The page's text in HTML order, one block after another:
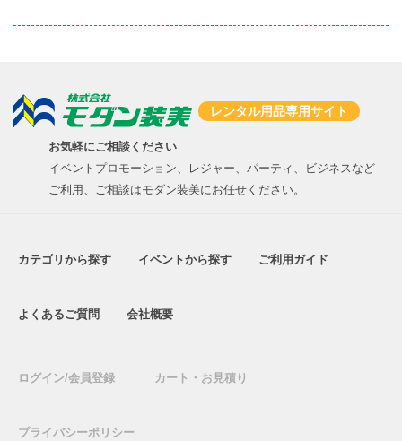
レンタル用品専用サイト
お気軽にご相談ください
イベントプロモーション、レジャー、パーティ、ビジネスなど
ご利用、ご相談はモダン装美にお任せください。
カテゴリから探す イベントから探す ご利用ガイド
よくあるご質問 会社概要
ログイン/会員登録 カート・お見積り
プライバシーポリシー